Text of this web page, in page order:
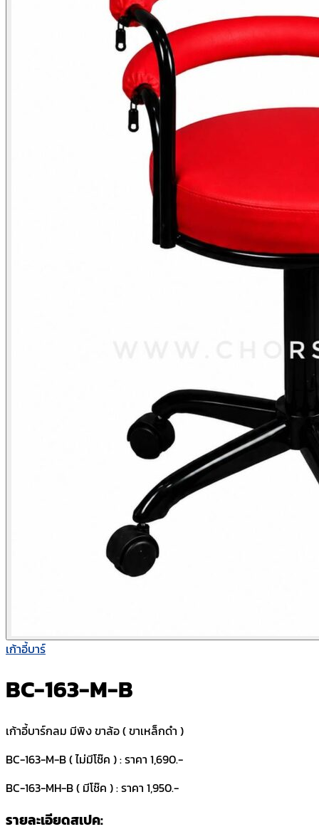
เก้าอี้บาร์
BC-163-M-B
เก้าอี้บาร์กลม มีพิง ขาล้อ ( ขาเหล็กดำ )
BC-163-M-B ( ไม่มีโช๊ค ) : ราคา 1,690.-
BC-163-MH-B ( มีโช๊ค ) : ราคา 1,950.-
รายละเอียดสเปค: